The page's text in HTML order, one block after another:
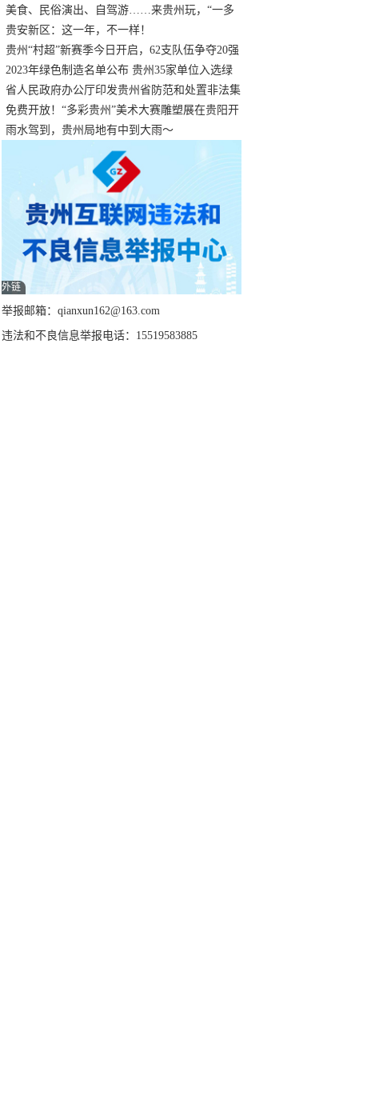
正式“打响”
美食、民俗演出、自驾游……来贵州玩，“一多
两减三免”！
贵安新区：这一年，不一样！
贵州“村超”新赛季今日开启，62支队伍争夺20强
名额
2023年绿色制造名单公布 贵州35家单位入选绿
色工厂
省人民政府办公厅印发贵州省防范和处置非法集
资工作实施细则
免费开放！“多彩贵州”美术大赛雕塑展在贵阳开
展，持续至1月19日
雨水驾到，贵州局地有中到大雨～
外链
举报邮箱：qianxun162@163.com
违法和不良信息举报电话：15519583885